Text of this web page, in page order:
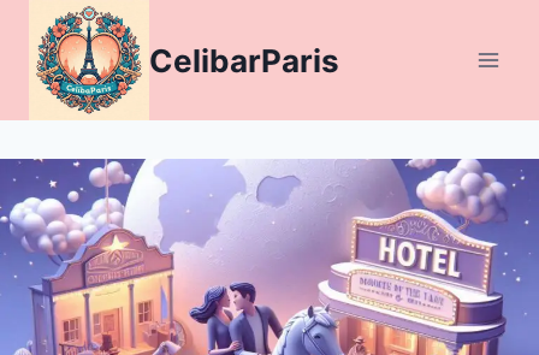
contenu
CelibarParis